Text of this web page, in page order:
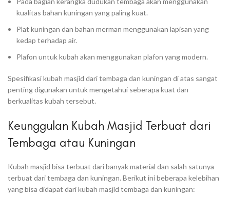
kualitas bahan kuningan yang paling kuat.
Plat kuningan dan bahan merman menggunakan lapisan yang
kedap terhadap air.
Plafon untuk kubah akan menggunakan plafon yang modern.
Spesifikasi kubah masjid dari tembaga dan kuningan di atas sangat
penting digunakan untuk mengetahui seberapa kuat dan
berkualitas kubah tersebut.
Keunggulan Kubah Masjid Terbuat dari
Tembaga atau Kuningan
Kubah masjid bisa terbuat dari banyak material dan salah satunya
terbuat dari tembaga dan kuningan. Berikut ini beberapa kelebihan
yang bisa didapat dari kubah masjid tembaga dan kuningan: